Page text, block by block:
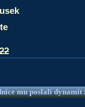
mu poslali dynamit